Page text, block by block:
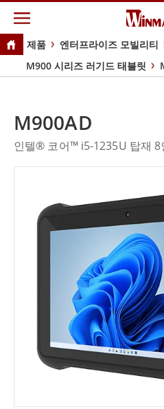
제품 엔터프라이즈 모빌리티
M900 시리즈 러기드 태블릿
M900AD
인텔® 코어™ i5-1235U 탑재 8